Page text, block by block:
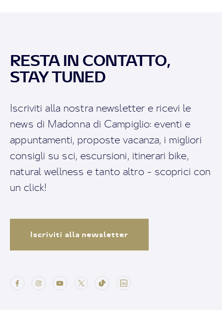
RESTA IN CONTATTO,
STAY TUNED
Iscriviti alla nostra newsletter e ricevi le
news di Madonna di Campiglio: eventi e
appuntamenti, proposte vacanza, i migliori
consigli su sci, escursioni, itinerari bike,
natural wellness e tanto altro - scoprici con
un click!
Iscriviti alla newsletter